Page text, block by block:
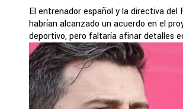
El entrenador español y la directiva del
habrían alcanzado un acuerdo en el
deportivo, pero faltaría afinar detalles